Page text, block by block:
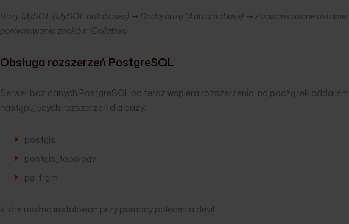
Bazy MySQL (MySQL databases) ➙ Dodaj bazę (Add database) ➙ Zaawansowane
porównywania znaków (Collation)
Obsługa rozszerzeń PostgreSQL
Serwer baz danych PostgreSQL od teraz wspiera rozszerzenia, na początek
następujących rozszerzeń dla bazy:
postgis
postgis_topology
pg_trgm
które można instalować przy pomocy polecenia devil: